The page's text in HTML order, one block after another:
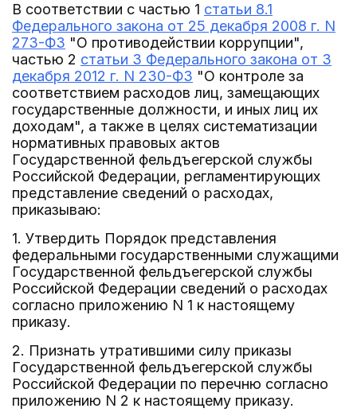
В соответствии с частью 1 статьи 8.1
Федерального закона от 25 декабря 2008 г. N
273-ФЗ "О противодействии коррупции",
частью 2 статьи 3 Федерального закона от 3
декабря 2012 г. N 230-ФЗ "О контроле за
соответствием расходов лиц, замещающих
государственные должности, и иных лиц их
доходам", а также в целях систематизации
нормативных правовых актов
Государственной фельдъегерской службы
Российской Федерации, регламентирующих
представление сведений о расходах,
приказываю:
1. Утвердить Порядок представления
федеральными государственными служащими
Государственной фельдъегерской службы
Российской Федерации сведений о расходах
согласно приложению N 1 к настоящему
приказу.
2. Признать утратившими силу приказы
Государственной фельдъегерской службы
Российской Федерации по перечню согласно
приложению N 2 к настоящему приказу.